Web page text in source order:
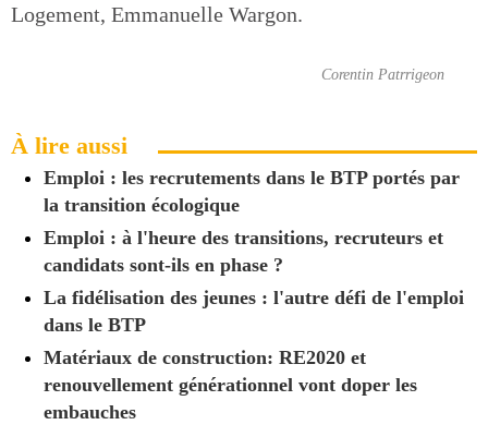
Logement, Emmanuelle Wargon.
Corentin Patrrigeon
À lire aussi
Emploi : les recrutements dans le BTP portés par
la transition écologique
Emploi : à l'heure des transitions, recruteurs et
candidats sont-ils en phase ?
La fidélisation des jeunes : l'autre défi de l'emploi
dans le BTP
Matériaux de construction: RE2020 et
renouvellement générationnel vont doper les
embauches